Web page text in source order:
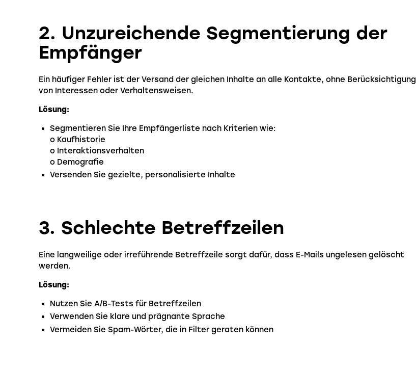
2. Unzureichende Segmentierung der
Empfänger
Ein häufiger Fehler ist der Versand der gleichen Inhalte an alle Kontakte, ohne Berücksichtigung
von Interessen oder Verhaltensweisen.
Lösung:
Segmentieren Sie Ihre Empfängerliste nach Kriterien wie:
o Kaufhistorie
o Interaktionsverhalten
o Demografie
Versenden Sie gezielte, personalisierte Inhalte
3. Schlechte Betreffzeilen
Eine langweilige oder irreführende Betreffzeile sorgt dafür, dass E-Mails ungelesen gelöscht
werden.
Lösung:
Nutzen Sie A/B-Tests für Betreffzeilen
Verwenden Sie klare und prägnante Sprache
Vermeiden Sie Spam-Wörter, die in Filter geraten können